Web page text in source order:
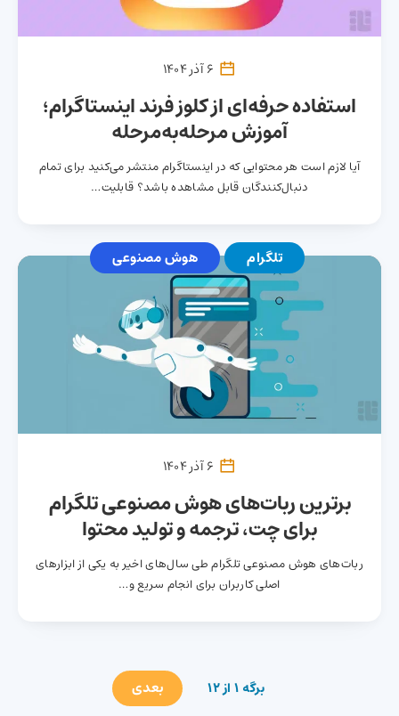
استفاده حرفه‌ای از کلوز فرند اینستاگرام؛
آموزش مرحله‌به‌مرحله
آیا لازم است هر محتوایی که در اینستاگرام منتشر می‌کنید برای تمام
دنبال‌کنندگان قابل مشاهده باشد؟ قابلیت…
تلگرام هوش مصنوعی
برترین ربات‌های هوش مصنوعی تلگرام
برای چت، ترجمه و تولید محتوا
ربات‌های هوش مصنوعی تلگرام طی سال‌های اخیر به یکی از ابزارهای
اصلی کاربران برای انجام سریع و…
برگه 1 از 12 بعدی